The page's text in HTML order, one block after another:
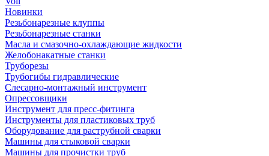
Новинки
Резьбонарезные клуппы
Резьбонарезные станки
Масла и смазочно-охлаждающие жидкости
Желобонакатные станки
Труборезы
Трубогибы гидравлические
Слесарно-монтажный инструмент
Опрессовщики
Инструмент для пресс-фитинга
Инструменты для пластиковых труб
Оборудование для раструбной сварки
Машины для стыковой сварки
Машины для прочистки труб